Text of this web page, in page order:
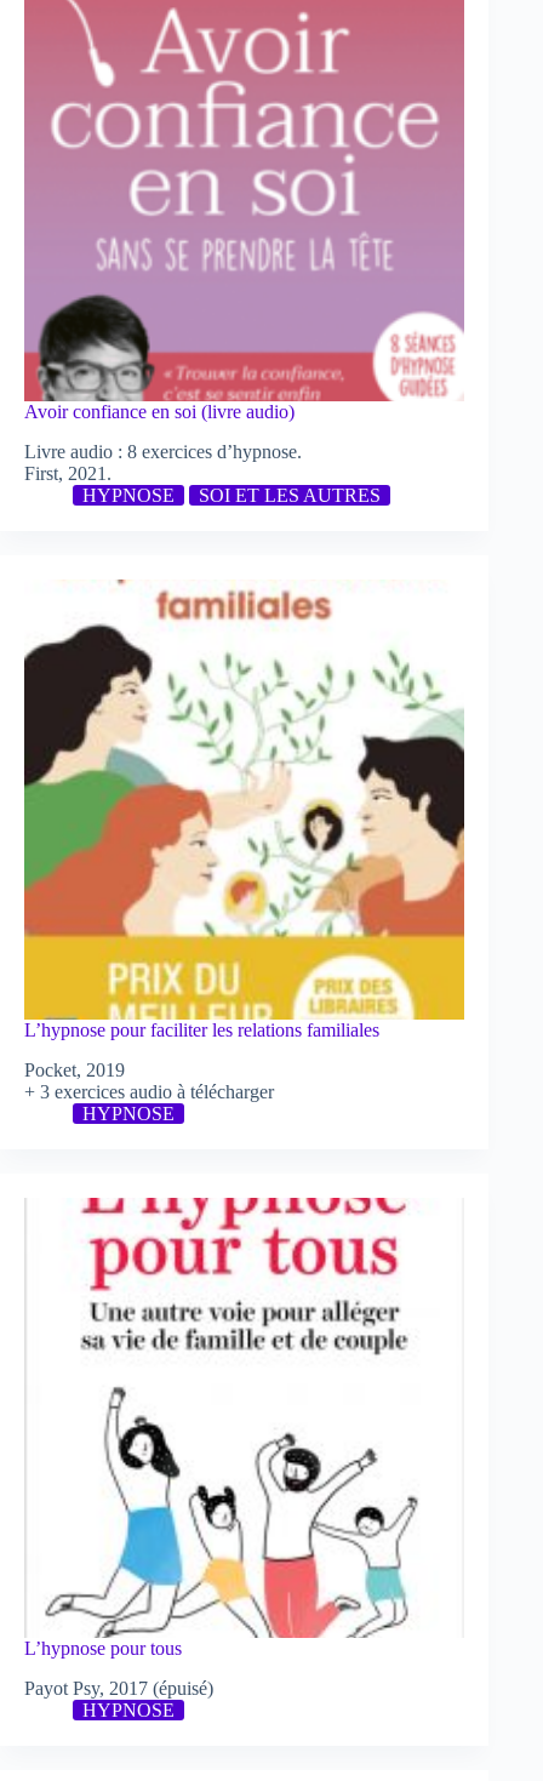
Avoir confiance en soi (livre audio)
Livre audio : 8 exercices d’hypnose.
First, 2021.
HYPNOSE
SOI ET LES AUTRES
L’hypnose pour faciliter les relations familiales
Pocket, 2019
+ 3 exercices audio à télécharger
HYPNOSE
L’hypnose pour tous
Payot Psy, 2017 (épuisé)
HYPNOSE